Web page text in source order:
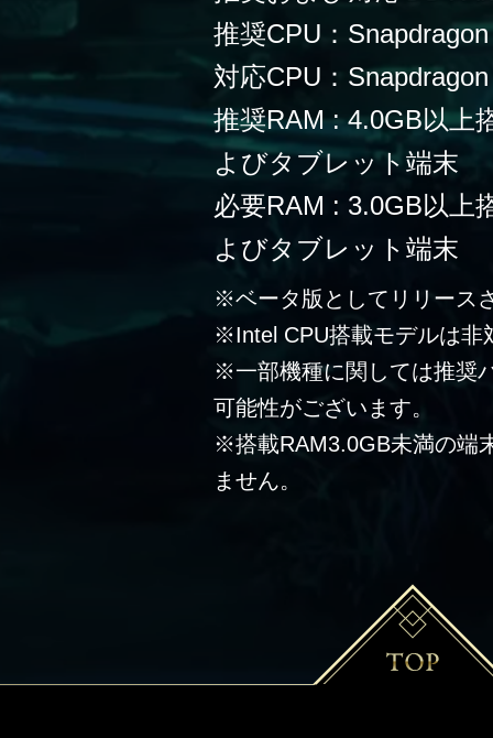
推奨CPU：
対応CPU：
推奨RAM : 4.0GB以上
よびタブレット端末
必要RAM : 3.0GB以上
よびタブレット端末
※ベータ版としてリリース
※Intel CPU搭載モデルは非
※一部機種に関しては推奨
可能性がございます。
※搭載RAM3.0GB未満の端
ません。